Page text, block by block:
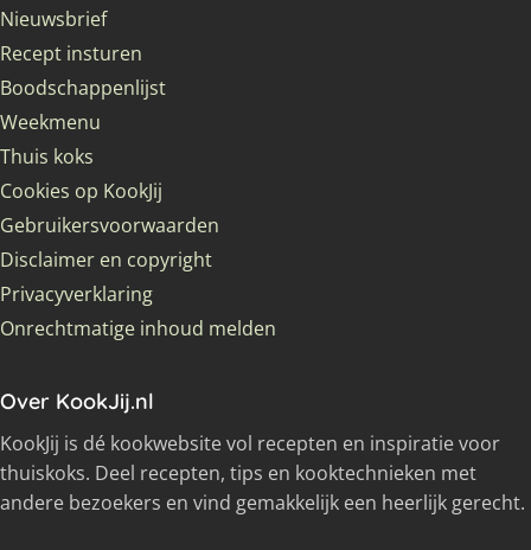
Nieuwsbrief
Recept insturen
Boodschappenlijst
Weekmenu
Thuis koks
Cookies op KookJij
Gebruikersvoorwaarden
Disclaimer en copyright
Privacyverklaring
Onrechtmatige inhoud melden
Over KookJij.nl
KookJij is dé kookwebsite vol recepten en inspiratie voor
thuiskoks. Deel recepten, tips en kooktechnieken met
andere bezoekers en vind gemakkelijk een heerlijk gerecht.